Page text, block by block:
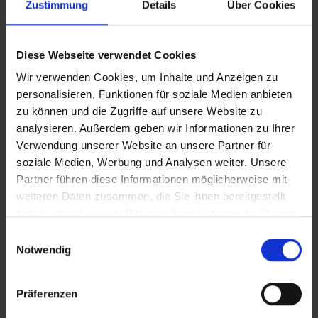
Zustimmung Details Über Cookies
Diese Webseite verwendet Cookies
Wir verwenden Cookies, um Inhalte und Anzeigen zu
personalisieren, Funktionen für soziale Medien anbieten
zu können und die Zugriffe auf unsere Website zu
analysieren. Außerdem geben wir Informationen zu Ihrer
Verwendung unserer Website an unsere Partner für
soziale Medien, Werbung und Analysen weiter. Unsere
Partner führen diese Informationen möglicherweise mit
weiteren Daten zusammen, die Sie ihnen bereitgestellt
Notwendig
Präferenzen
In Sicherheit in Deutschland, in Gedanken im Krieg
CLEAN_Barrierefrei politisch: Die Arbeit von Constantin
IT_Barrierefrei politisch: Die Arbeit von Constantin
Grosch
Zusätzliches Material